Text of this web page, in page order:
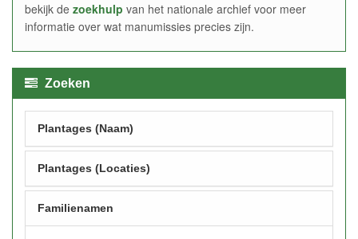
bekijk de zoekhulp van het nationale archief voor meer
informatie over wat manumissies precies zijn.
Zoeken
Plantages (Naam)
Plantages (Locaties)
Familienamen